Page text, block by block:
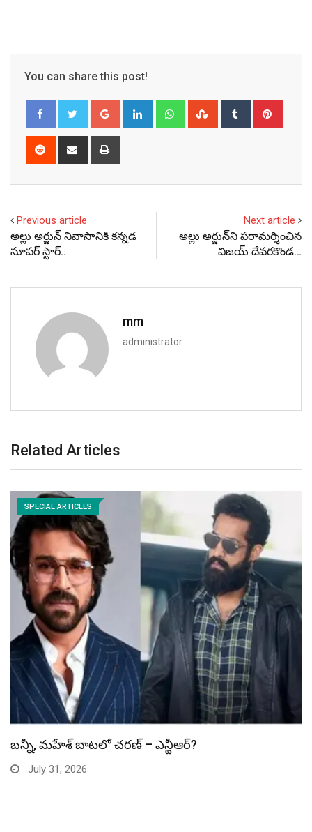
You can share this post!
Google+ LinkedIn WhatsappStumbleUpon
Tumblr
Reddit
Share
Previous article
అల్లు అర్జున్‌ నివాసానికి కన్నడ
సూపర్ స్టార్..
Next article
అల్లు అర్జున్‌ని పరామర్శించిన
విజయ్ దేవరకొండ…
mm
administrator
Related Articles
SPECIAL ARTICLES
స్పైడర్ మ్యాన్ బాక్సాఫీస్ రికార్డు బద్దలు
July 31, 2026